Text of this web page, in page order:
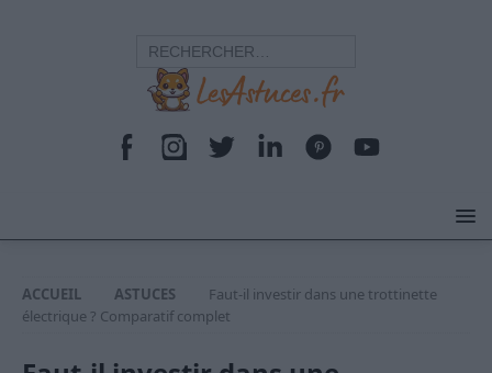
ACCUEIL ASTUCES
Faut-il investir dans une trottinette
électrique ? Comparatif complet